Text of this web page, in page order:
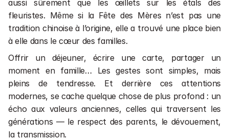
Financement
Rechercher une formation ou un article
1 séance gratuite
1 séance gratuite
aussi sûrement que les œillets sur les étals des
fleuristes. Même si la Fête des Mères n’est pas une
tradition chinoise à l’origine, elle a trouvé une place bien
à elle dans le cœur des familles.
Offrir un déjeuner, écrire une carte, partager un
moment en famille… Les gestes sont simples, mais
pleins de tendresse. Et derrière ces attentions
modernes, se cache quelque chose de plus profond : un
écho aux valeurs anciennes, celles qui traversent les
générations — le respect des parents, le dévouement,
la transmission.